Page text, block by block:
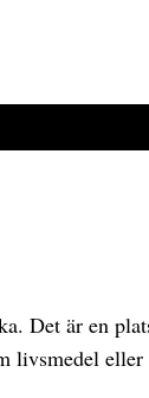
Det är en
livsmedel